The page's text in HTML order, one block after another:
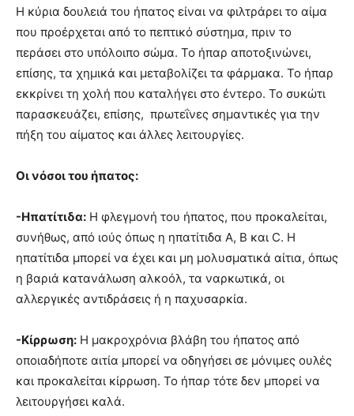
Η κύρια δουλειά του ήπατος είναι να φιλτράρει το αίμα
που προέρχεται από το πεπτικό σύστημα, πριν το
περάσει στο υπόλοιπο σώμα. Το ήπαρ αποτοξινώνει,
επίσης, τα χημικά και μεταβολίζει τα φάρμακα. Το ήπαρ
εκκρίνει τη χολή που καταλήγει στο έντερο. Το συκώτι
παρασκευάζει, επίσης, πρωτεΐνες σημαντικές για την
πήξη του αίματος και άλλες λειτουργίες.
Οι νόσοι του ήπατος:
-Ηπατίτιδα: Η φλεγμονή του ήπατος, που προκαλείται,
συνήθως, από ιούς όπως η ηπατίτιδα Α, Β και C. Η
ηπατίτιδα μπορεί να έχει και μη μολυσματικά αίτια, όπως
η βαριά κατανάλωση αλκοόλ, τα ναρκωτικά, οι
αλλεργικές αντιδράσεις ή η παχυσαρκία.
-Κίρρωση: Η μακροχρόνια βλάβη του ήπατος από
οποιαδήποτε αιτία μπορεί να οδηγήσει σε μόνιμες ουλές
και προκαλείται κίρρωση. Το ήπαρ τότε δεν μπορεί να
λειτουργήσει καλά.